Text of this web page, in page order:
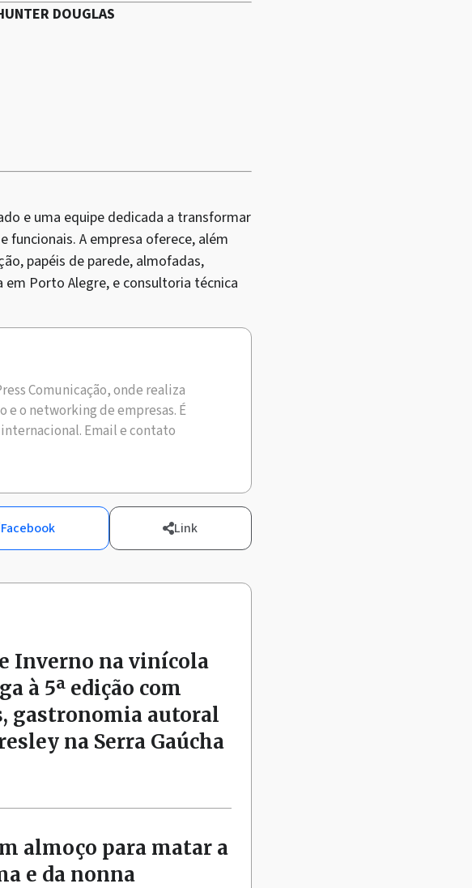
DOUGLAS
e uma equipe dedicada a transformar
A empresa oferece, além
papéis de parede, almofadas,
Porto Alegre, e consultoria técnica
Comunicação, onde realiza
e o networking de empresas. É
Email e contato
Facebook Link
Inverno na vinícola
à 5ª edição com
gastronomia autoral
na Serra Gaúcha
almoço para matar a
e da nonna